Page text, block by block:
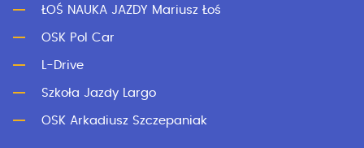
ŁOŚ NAUKA JAZDY Mariusz Łoś
OSK Pol Car
L-Drive
Szkoła Jazdy Largo
OSK Arkadiusz Szczepaniak